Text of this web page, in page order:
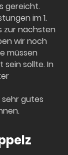
gereicht.
im 1.
zur nächsten
wir noch
müssen
sollte. In
gutes